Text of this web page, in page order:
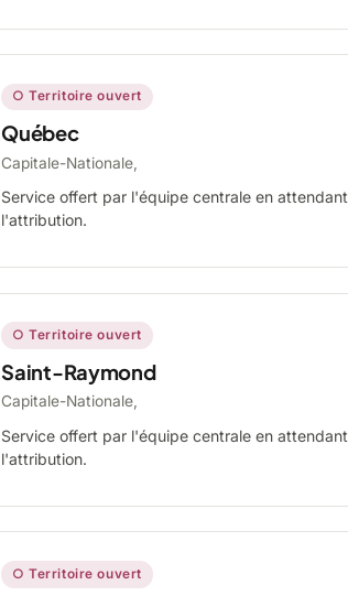
○ Territoire ouvert
Québec
Capitale-Nationale,
Service offert par l'équipe centrale en attendant
l'attribution.
○ Territoire ouvert
Saint-Raymond
Capitale-Nationale,
Service offert par l'équipe centrale en attendant
l'attribution.
○ Territoire ouvert